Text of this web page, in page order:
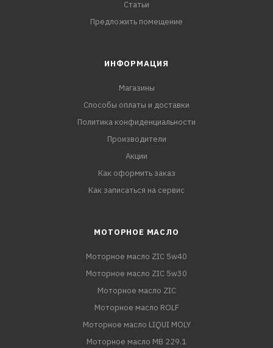
Статьи
Предложить помещение
ИНФОРМАЦИЯ
Магазины
Способы оплаты и доставки
Политика конфиденциальности
Производители
Акции
Как оформить заказ
Как записаться на сервис
МОТОРНОЕ МАСЛО
Моторное масло ZIC 5w40
Моторное масло ZIC 5w30
Моторное масло ZIC
Моторное масло ROLF
Моторное масло LIQUI MOLY
Моторное масло MB 229.1